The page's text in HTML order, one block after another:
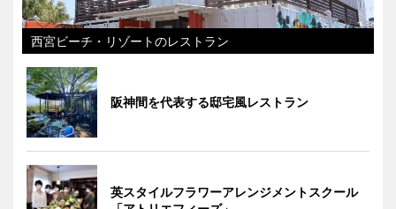
西宮ビーチ・リゾートのレストラン
阪神間を代表する邸宅風レストラン
英スタイルフラワーアレンジメントスクール